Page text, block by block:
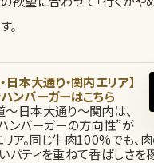
。
日本大通り・関内エリア】
ンバーガーはこちら
日本大通り〜関内は、
ンバーガーの方向性”が
ア。同じ牛肉100%でも、
パティを重ねて香ばしさを